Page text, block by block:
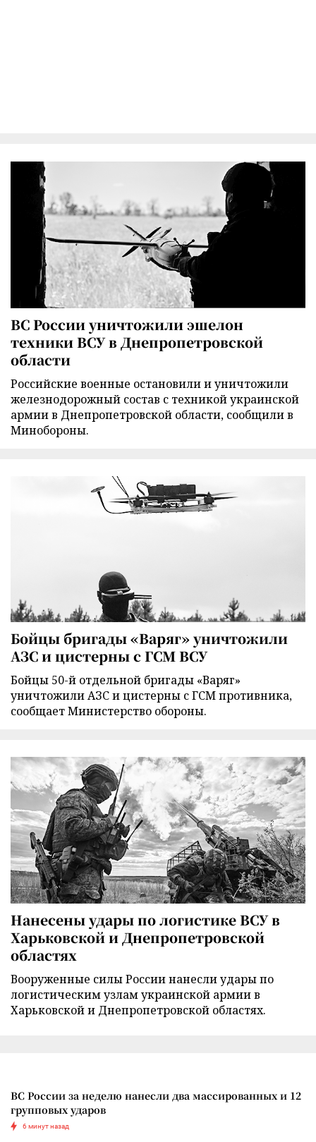
ВС России уничтожили эшелон
техники ВСУ в Днепропетровской
области
Российские военные остановили и уничтожили
железнодорожный состав с техникой украинской
армии в Днепропетровской области, сообщили в
Минобороны.
Бойцы бригады «Варяг» уничтожили
АЗС и цистерны с ГСМ ВСУ
Бойцы 50-й отдельной бригады «Варяг»
уничтожили АЗС и цистерны с ГСМ противника,
сообщает Министерство обороны.
Нанесены удары по логистике ВСУ в
Харьковской и Днепропетровской
областях
Вооруженные силы России нанесли удары по
логистическим узлам украинской армии в
Харьковской и Днепропетровской областях.
ВС России за неделю нанесли два массированных и 12
групповых ударов
6 минут назад